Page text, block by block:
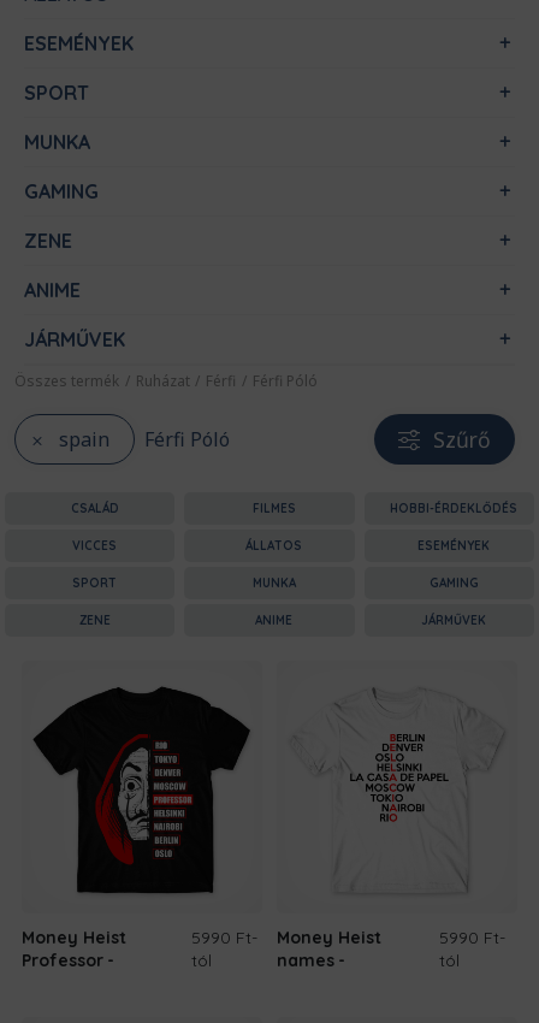
ESEMÉNYEK
SPORT
MUNKA
GAMING
ZENE
ANIME
JÁRMŰVEK
Összes termék / Ruházat / Férfi / Férfi Póló
spain Férfi Póló Szűrő
CSALÁD FILMES HOBBI-ÉRDEKLŐDÉS
VICCES ÁLLATOS ESEMÉNYEK
SPORT MUNKA GAMING
ZENE ANIME JÁRMŰVEK
Money Heist
Professor
5990 Ft-
tól
Money Heist
names
5990 Ft-
tól